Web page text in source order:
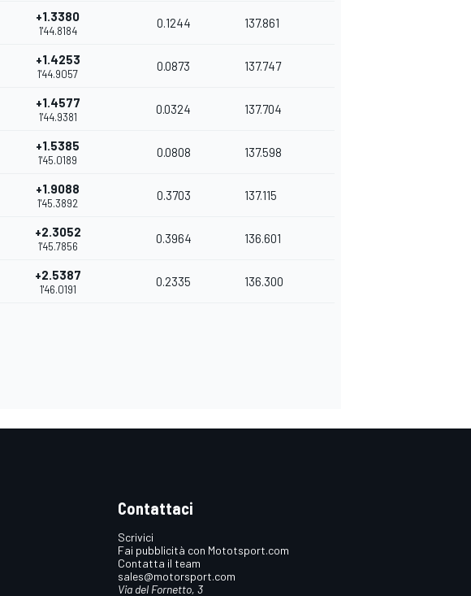
+1.3380
1'44.8184
0.1244 137.861
+1.4253
1'44.9057
0.0873 137.747
+1.4577
1'44.9381
0.0324 137.704
+1.5385
1'45.0189
0.0808 137.598
+1.9088
1'45.3892
0.3703 137.115
+2.3052
1'45.7856
0.3964 136.601
+2.5387
1'46.0191
0.2335 136.300
Contattaci
Scrivici
Fai pubblicità con Mototsport.com
Contatta il team
sales@motorsport.com
Via del Fornetto, 3